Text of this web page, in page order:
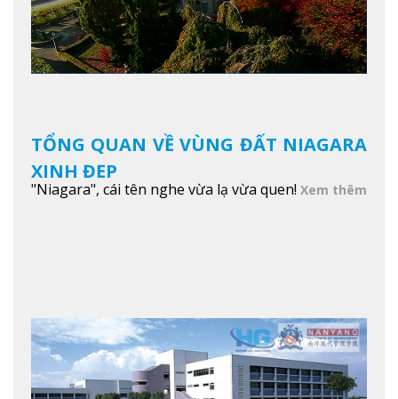
TỔNG QUAN VỀ VÙNG ĐẤT NIAGARA
XINH ĐẸP
"Niagara", cái tên nghe vừa lạ vừa quen! Xem thêm